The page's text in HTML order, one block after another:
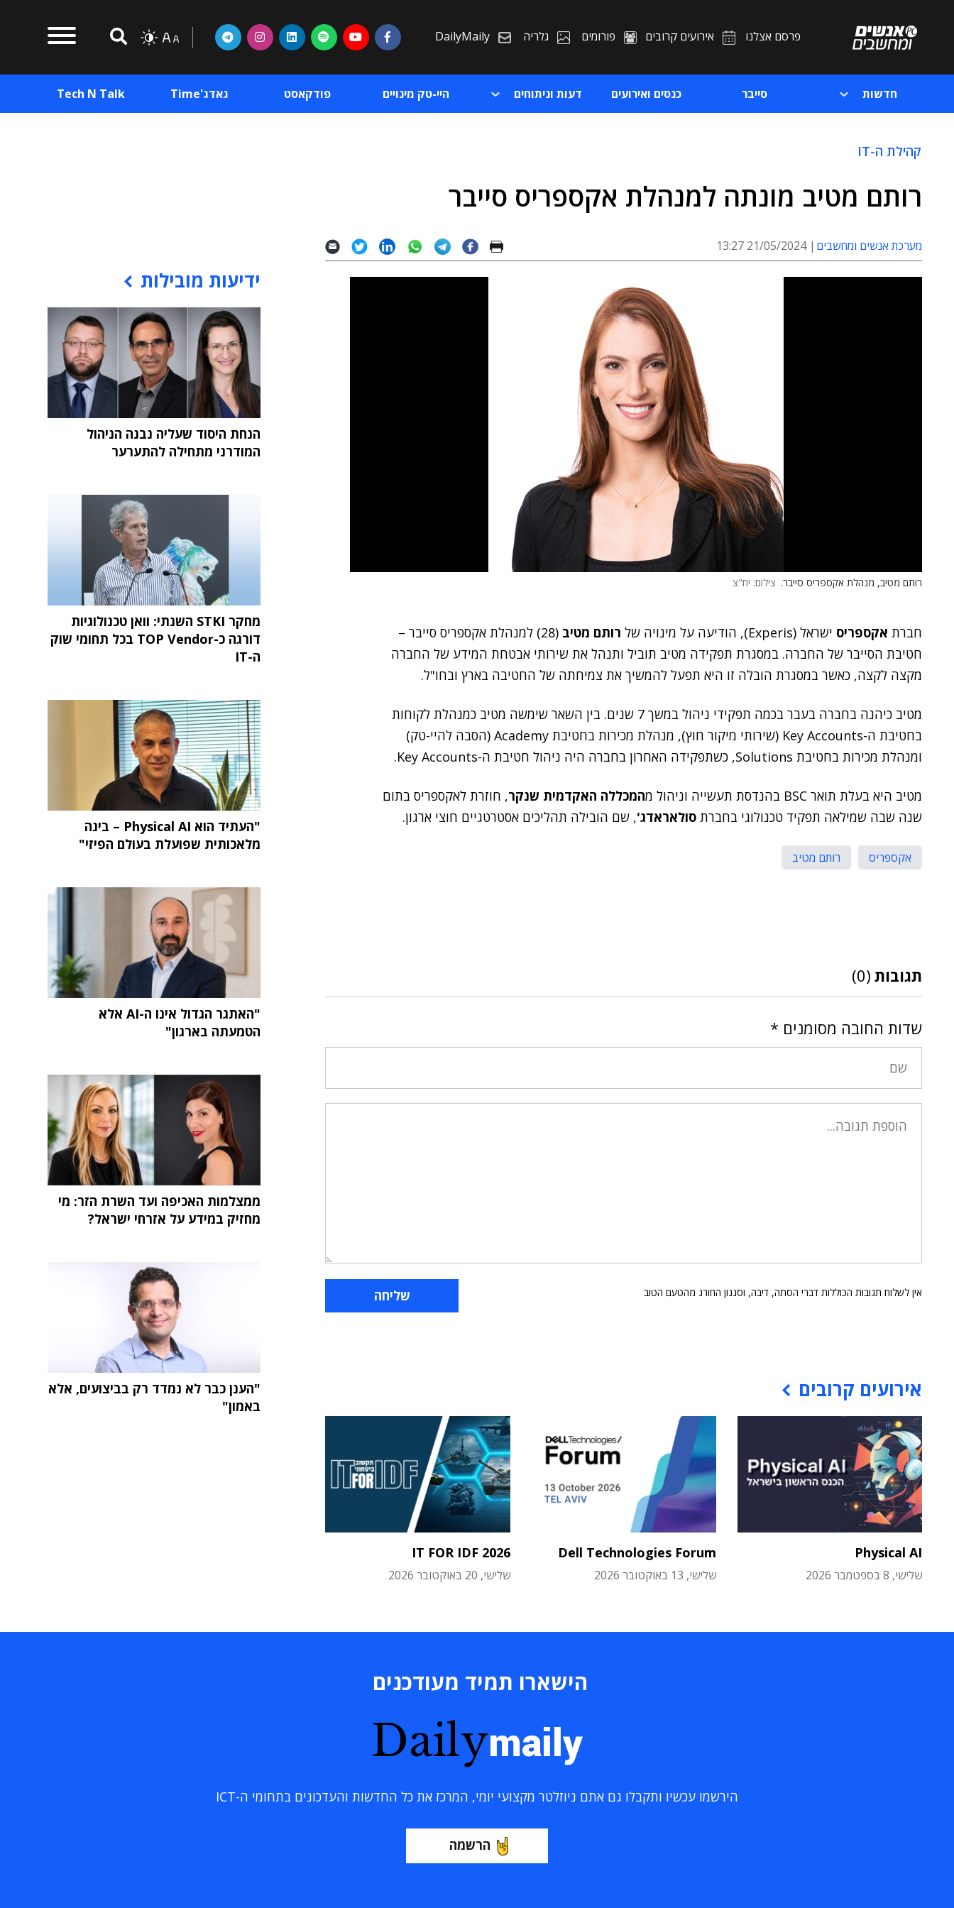
פרסם אצלנו אירועים קרובים פורומים גלריה DailyMaily
חדשות סייבר כנסים ואירועים דעות וניתוחים היי-טק מינויים פודקאסט גאדג'Time Tech N Talk
קהילת ה-IT
רותם מטיב מונתה למנהלת אקספריס סייבר
מערכת אנשים ומחשבים 21/05/2024 13:27
רותם מטיב, מנהלת אקספריס סייבר. צילום: יח"צ
חברת אקספריס ישראל (Experis), הודיעה על מינויה של רותם מטיב
(28) למנהלת אקספריס סייבר –
חטיבת הסייבר של החברה. במסגרת תפקידה מטיב תוביל ותנהל את שירותי אבטחת המידע של החברה
מקצה לקצה, כאשר במסגרת הובלה זו היא תפעל להמשיך את צמיחתה של החטיבה בארץ ובחו"ל.
מטיב כיהנה בחברה בעבר בכמה תפקידי ניהול במשך 7 שנים. בין השאר שימשה מטיב כמנהלת לקוחות
בחטיבת ה-Key Accounts (שירותי מיקור חוץ), מנהלת מכירות בחטיבת Academy (הסבה להיי-טק)
ומנהלת מכירות בחטיבת Solutions, כשתפקידה האחרון בחברה היה ניהול חטיבת ה-Key Accounts.
מטיב היא בעלת תואר BSC בהנדסת תעשייה וניהול מ המכללה האקדמית שנקר, חוזרת לאקספריס בתום
שנה שבה שמילאה תפקיד טכנולוגי בחברת סולאראדג', שם הובילה תהליכים אסטרטגיים חוצי ארגון.
אקספריס רותם מטיב
תגובות (0)
שדות החובה מסומנים *
אין לשלוח תגובות הכוללות דברי הסתה, דיבה, וסגנון החורג מהטעם הטוב
אירועים קרובים
Physical AI
שלישי, 8 בספטמבר 2026
Dell Technologies Forum
שלישי, 13 באוקטובר 2026
IT FOR IDF 2026
שלישי, 20 באוקטובר 2026
ידיעות מובילות
הנחת היסוד שעליה נבנה הניהול
המודרני מתחילה להתערער
מחקר STKI השנתי: וואן טכנולוגיות
דורגה כ-TOP Vendor בכל תחומי שוק
ה-IT
"העתיד הוא Physical AI – בינה
מלאכותית שפועלת בעולם הפיזי"
"האתגר הגדול אינו ה-AI אלא
הטמעתה בארגון"
ממצלמות האכיפה ועד השרת הזר: מי
מחזיק במידע על אזרחי ישראל?
"הענן כבר לא נמדד רק בביצועים, אלא
באמון"
הישארו תמיד מעודכנים
Dailymaily
הירשמו עכשיו ותקבלו גם אתם ניוזלטר מקצועי יומי, המרכז את כל החדשות והעדכונים בתחומי ה-ICT
הרשמה